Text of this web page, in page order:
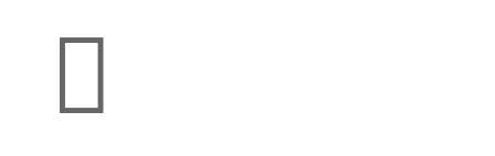
